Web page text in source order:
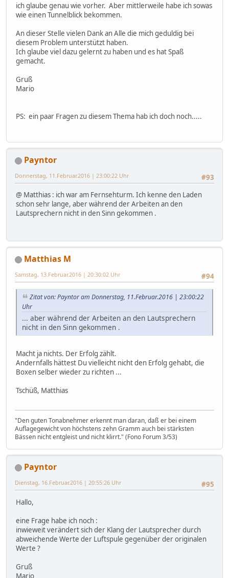
ich glaube genau wie vorher. Aber mittlerweile habe ich sowas
wie einen Tunnelblick bekommen.
An dieser Stelle vielen Dank an Alle die mich geduldig bei
diesem Problem unterstützt haben.
Ich glaube viel dazu gelernt zu haben und es hat Spaß
gemacht.
Gruß
Mario
PS: ein paar Fragen zu diesem Thema hab ich doch noch.....
Payntor
#93
Donnerstag, 11.Februar.2016 | 23:00:22 Uhr
@ Matthias : ich war am Fernsehturm. Ich kenne den Laden
schon sehr lange, aber während der Arbeiten an den
Lautsprechern nicht in den Sinn gekommen .
Matthias M
#94
Samstag, 13.Februar.2016 | 20:30:02 Uhr
Zitat von: Payntor am Donnerstag, 11.Februar.2016 | 23:00:22
Uhr
... aber während der Arbeiten an den Lautsprechern
nicht in den Sinn gekommen .
Macht ja nichts. Der Erfolg zählt.
Andernfalls hättest Du vielleicht nicht den Erfolg gehabt, die
Boxen selber wieder zu richten ...
Tschüß, Matthias
"Den guten Tonabnehmer erkennt man daran, daß er bei einem
Auflagegewicht von höchstens zehn Gramm auch bei stärksten
Bässen nicht entgleist und nicht klirrt." (Fono Forum 3/53)
Payntor
#95
Dienstag, 16.Februar.2016 | 20:55:26 Uhr
Hallo,
eine Frage habe ich noch :
inwieweit verändert sich der Klang der Lautsprecher durch
abweichende Werte der Luftspule gegenüber der originalen
Werte ?
Gruß
Mario